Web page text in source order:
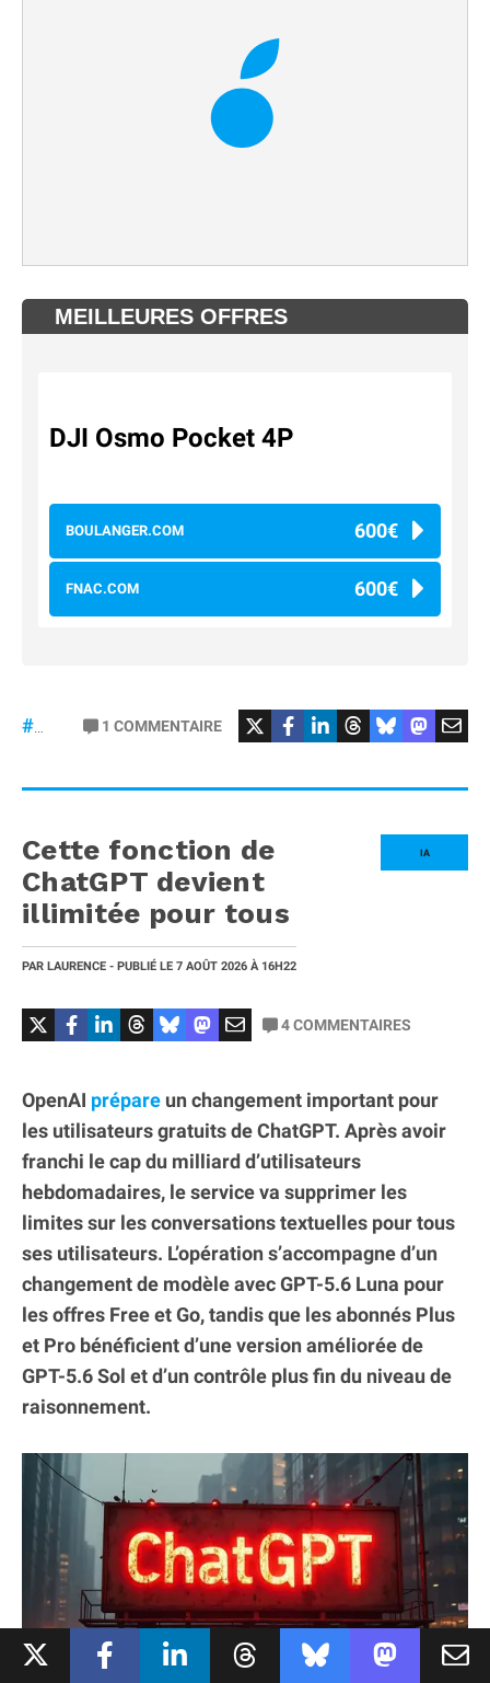
MEILLEURES OFFRES
DJI Osmo Pocket 4P
BOULANGER.COM 600€
FNAC.COM 600€
#osmopocket4P
1 COMMENTAIRE
IA
Cette fonction de
ChatGPT devient
illimitée pour tous
PAR LAURENCE - PUBLIÉ LE 7 AOÛT 2026 À 16H22
4COMMENTAIRES
OpenAI prépare un changement important pour
les utilisateurs gratuits de ChatGPT. Après avoir
franchi le cap du milliard d’utilisateurs
hebdomadaires, le service va supprimer les
limites sur les conversations textuelles pour tous
ses utilisateurs. L’opération s’accompagne d’un
changement de modèle avec GPT-5.6 Luna pour
les offres Free et Go, tandis que les abonnés Plus
et Pro bénéficient d’une version améliorée de
GPT-5.6 Sol et d’un contrôle plus fin du niveau de
raisonnement.